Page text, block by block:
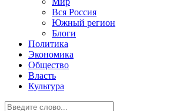
Вся Россия
Южный регион
Блоги
Политика
Экономика
Общество
Власть
Культура